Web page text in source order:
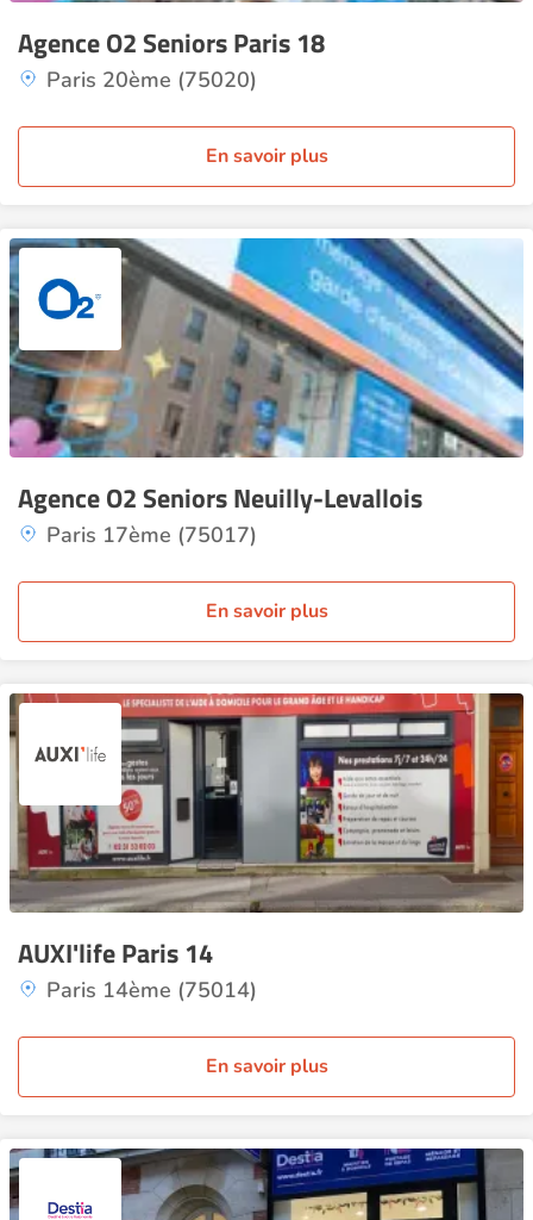
Agence O2 Seniors Paris 18
Paris 20ème (75020)
En savoir plus
Agence O2 Seniors Neuilly-Levallois
Paris 17ème (75017)
En savoir plus
AUXI'life Paris 14
Paris 14ème (75014)
En savoir plus